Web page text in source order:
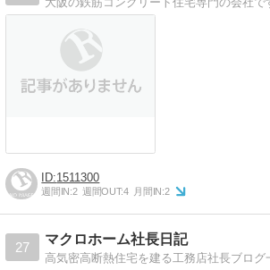
1511300
週間IN:2 週間OUT:4 月間IN:2
27
マクロホーム社長日記